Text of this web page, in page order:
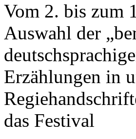
Vom 2. bis zum
Auswahl der
Erzählungen in
das Festival